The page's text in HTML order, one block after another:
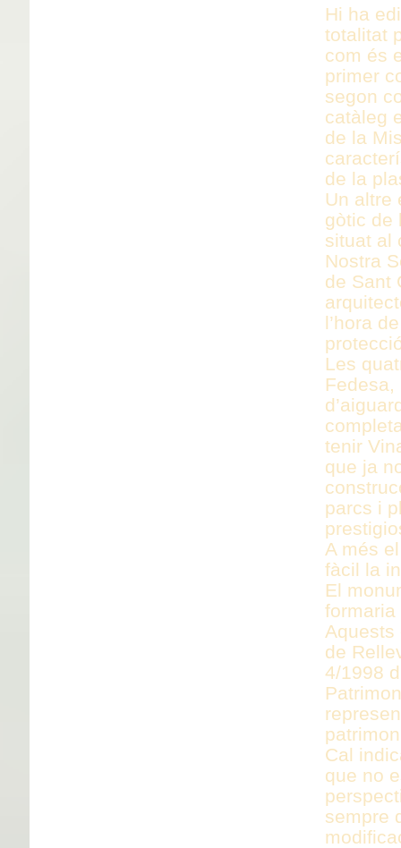
Hi ha
totalitat
com és
primer
segon
catàleg
de la
de la
Un altre
gòtic de
situat al
Nostra
de Sant
l’hora
Les
Fedesa,
tenir
que ja
parcs i
A més
fàcil la
El
Aquests
de
4/1998
Cal
que no
sempre